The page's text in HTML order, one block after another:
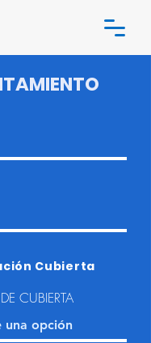
Cubierta
CUBIERTA